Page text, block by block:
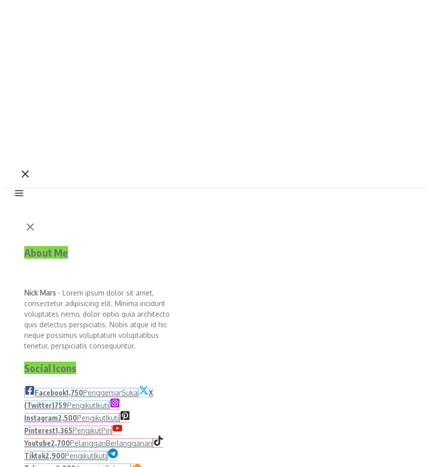
About Me
Nick Mars - Lorem ipsum dolor sit amet,
consectetur adipisicing elit. Minima incidunt
voluptates nemo, dolor optio quia architecto
quis delectus perspiciatis. Nobis atque id hic
neque possimus voluptatum voluptatibus
tenetur, perspiciatis consequuntur.
Social Icons
Facebook1,750PenggemarSuka
X
(Twitter)759PengikutIkuti
Instagram2,500PengikutIkuti
Pinterest1,365PengikutPin
Youtube2,700PelangganBerlangganan
Tiktok2,900PengikutIkuti